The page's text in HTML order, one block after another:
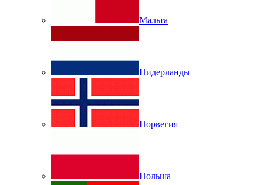
Мальта
Нидерланды
Норвегия
Польша